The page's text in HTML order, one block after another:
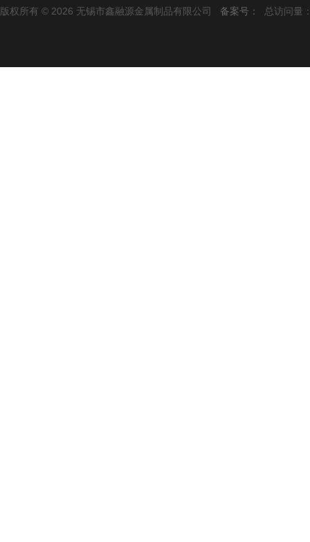
版权所有 © 2026 无锡市鑫融源金属制品有限公司 备案号： 总访问量